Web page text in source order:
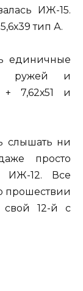
ИЖ-15.
тип А.
единичные
ружей и
+ 7,62х51 и
слышать ни
просто
ИЖ-12. Все
прошествии
свой 12-й с